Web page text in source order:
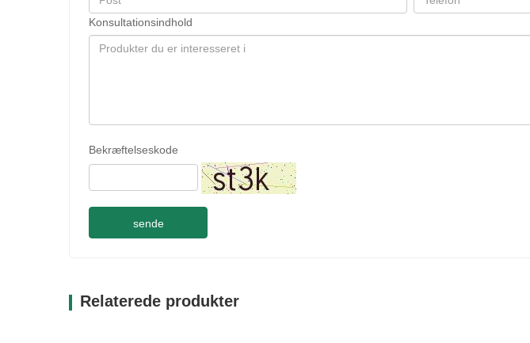
Konsultationsindhold
Bekræftelseskode
sende
Relaterede produkter